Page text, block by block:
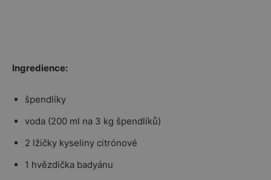
Ingredience:
špendlíky
voda (200 ml na 3 kg špendlíků)
2 lžičky kyseliny citrónové
1 hvězdička badyánu